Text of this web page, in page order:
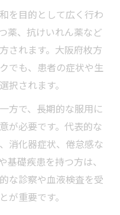
を目的として広く行わ
薬、抗けいれん薬など
されます。大阪府枚方
でも、患者の症状や生
択されます。
方で、長期的な服用に
が必要です。代表的な
消化器症状、倦怠感な
基礎疾患を持つ方は、
な診察や血液検査を受
が重要です。